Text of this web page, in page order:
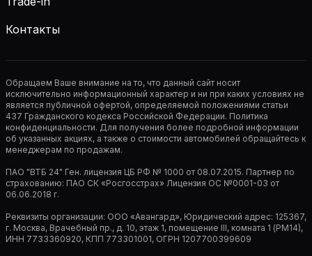
Контакты
Обращаем Ваше внимание на то, что данный сайт носит
исключительно информационный характер и ни при каких условиях не
является публичной офертой, определяемой положениями статьи
437 Гражданского кодекса Российской Федерации. Политика
конфиденциальности. Для получения более подробной информации
об указанных акциях, а также о стоимости автомобилей обращайтесь к
менеджерам по продажам.
ПАО "ВТБ 24" Ген. лицензия ЦБ РФ № 1000 от 08.07.2015. Партнер по
страхованию: ПАО СК «Росгосстрах» Лицензия ОС №0001-03 от
06.06.2018 г.
Реквизиты организации: ООО «Авангард», Юридический адрес: 125367,
г. Москва, Врачебный пр., д. 10, этаж 1, помещение III, комната 1 (РМ14),
ИНН 7733360920, КПП 773301001, ОГРН 1207700399609